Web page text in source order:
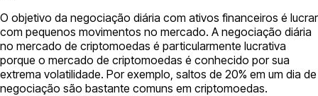
O objetivo da negociação diária com ativos financeiros é lucrar
com pequenos movimentos no mercado. A negociação diária
no mercado de criptomoedas é particularmente lucrativa
porque o mercado de criptomoedas é conhecido por sua
extrema volatilidade. Por exemplo, saltos de 20% em um dia de
negociação são bastante comuns em criptomoedas.